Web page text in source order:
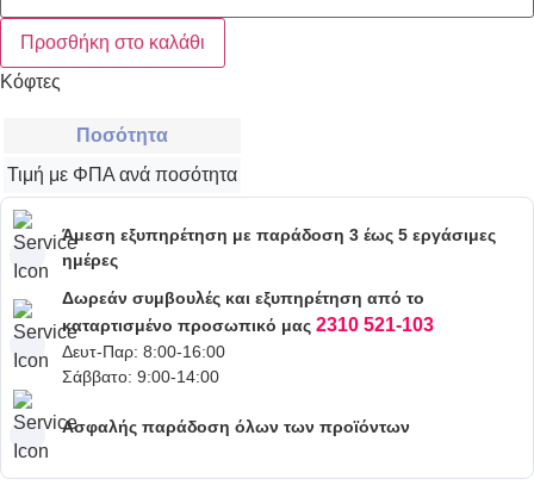
ποσότητα
Προσθήκη στο καλάθι
Κόφτες
Ποσότητα
Τιμή με ΦΠΑ ανά ποσότητα
Άμεση εξυπηρέτηση με παράδοση 3 έως 5 εργάσιμες
ημέρες
Δωρεάν συμβουλές και εξυπηρέτηση από το
καταρτισμένο προσωπικό μας 2310 521-103
Δευτ-Παρ: 8:00-16:00
Σάββατο: 9:00-14:00
Ασφαλής παράδοση όλων των προϊόντων